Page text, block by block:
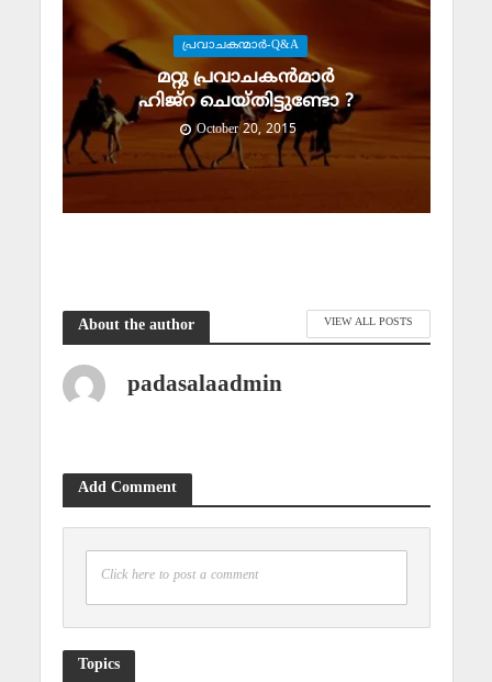
പ്രവാചകന്മാര്‍-Q&A
മറ്റു പ്രവാചകന്‍മാര്‍
ഹിജ്‌റ ചെയ്തിട്ടുണ്ടോ ?
October 20, 2015
About the author VIEW ALL POSTS
padasalaadmin
Add Comment
Click here to post a comment
Topics